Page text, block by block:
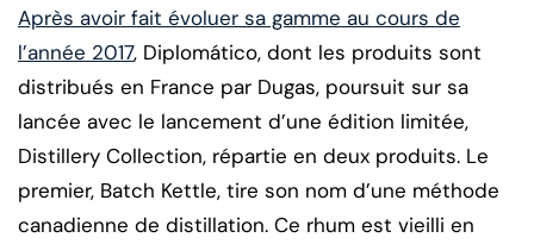
Après avoir fait évoluer sa gamme au cours de
l’année 2017, Diplomático, dont les produits sont
distribués en France par Dugas, poursuit sur sa
lancée avec le lancement d’une édition limitée,
Distillery Collection, répartie en deux produits. Le
premier, Batch Kettle, tire son nom d’une méthode
canadienne de distillation. Ce rhum est vieilli en